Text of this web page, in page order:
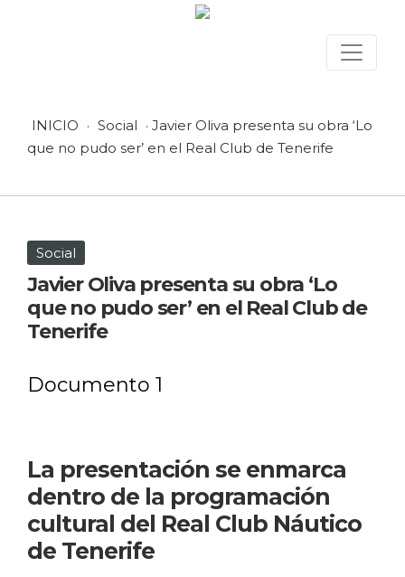
INICIO · Social · Javier Oliva presenta su obra ‘Lo
que no pudo ser’ en el Real Club de Tenerife
Social
Javier Oliva presenta su obra ‘Lo
que no pudo ser’ en el Real Club de
Tenerife
Documento 1
La presentación se enmarca
dentro de la programación
cultural del Real Club Náutico
de Tenerife